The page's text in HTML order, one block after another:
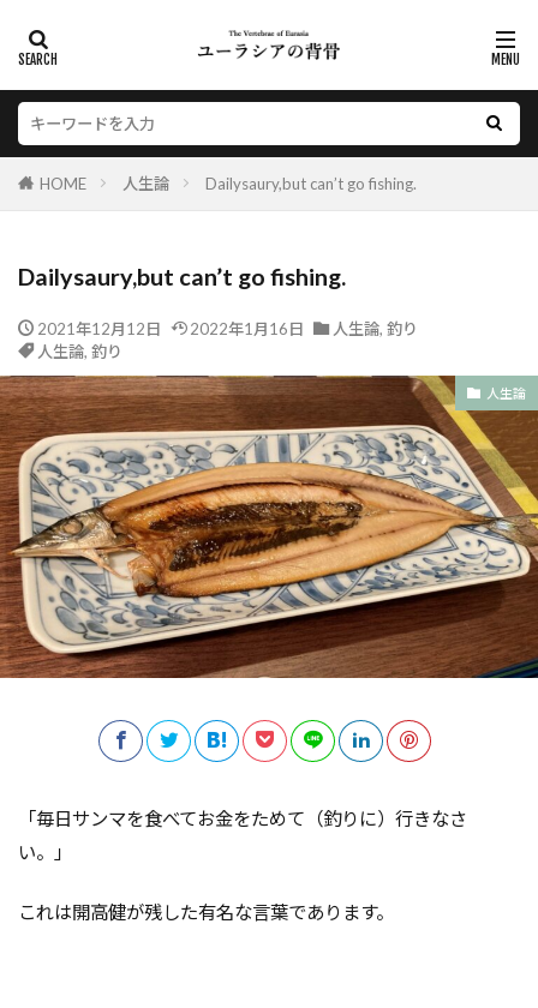
HOME 人生論 Dailysaury,but can’t go fishing.
Dailysaury,but can’t go fishing.
2021年12月12日 2022年1月16日 人生論, 釣り
人生論, 釣り
人生論
「毎日サンマを食べてお金をためて（釣りに）行きなさ
い。」
これは開高健が残した有名な言葉であります。